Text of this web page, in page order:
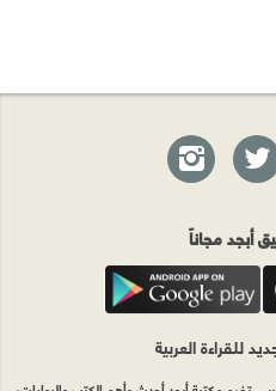
أبجد مجاناً
للقراءة العربية